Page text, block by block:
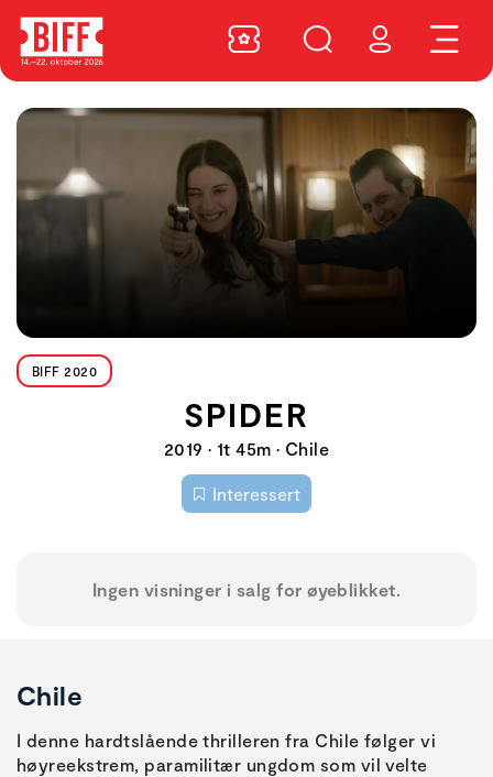
BIFF 2020
SPIDER
2019 • 1t 45m • Chile
Interessert
Ingen visninger i salg for øyeblikket.
Chile
I denne hardtslående thrilleren fra Chile følger vi
høyreekstrem, paramilitær ungdom som vil velte